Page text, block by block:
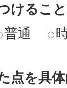
けるこ
普通
点を具